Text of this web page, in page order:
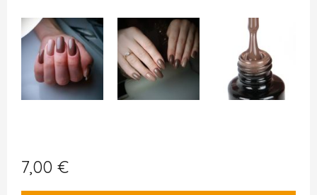
7,00 €